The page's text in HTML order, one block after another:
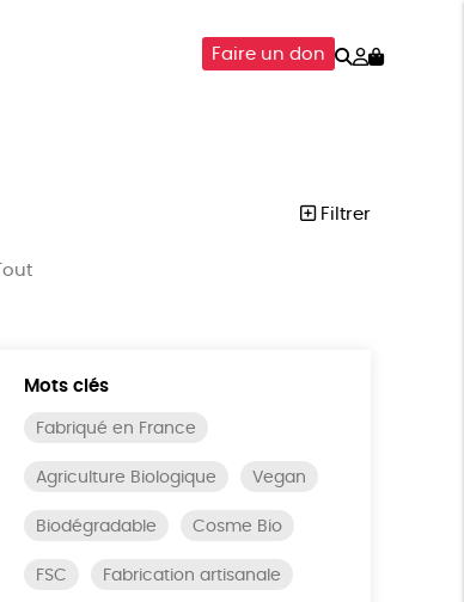
Faire un don Rechercher
Mon
Filtrer
Tout
Mots clés
Fabriqué en France
Agriculture Biologique Vegan
Biodégradable Cosme Bio
FSC Fabrication artisanale